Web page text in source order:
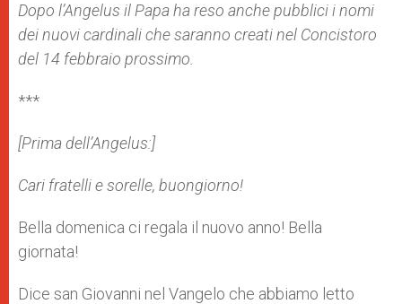
Dopo l’Angelus il Papa ha reso anchepubblici i nomi
dei nuovi cardinali che saranno creati nel Concistoro
del 14 febbraio prossimo.
***
[Prima dell’Angelus:]
Cari fratelli e sorelle, buongiorno!
Bella domenica ci regala il nuovo anno! Bella
giornata!
Dice san Giovanni nel Vangelo che abbiamo letto